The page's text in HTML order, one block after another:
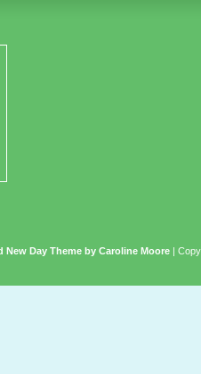
New Day Theme by Caroline Moore |